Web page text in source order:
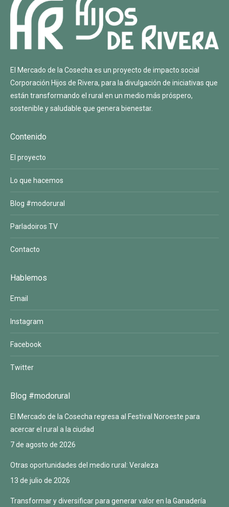
El Mercado de la Cosecha es un proyecto de impacto social
Corporación Hijos de Rivera, para la divulgación de iniciativas que
están transformando el rural en un medio más próspero,
sostenible y saludable que genera bienestar.
Contenido
El proyecto
Lo que hacemos
Blog #modorural
Parladoiros TV
Contacto
Hablemos
Email
Instagram
Facebook
Twitter
Blog #modorural
El Mercado de la Cosecha regresa al Festival Noroeste para
acercar el rural a la ciudad
7 de agosto de 2026
Otras oportunidades del medio rural: Veraleza
13 de julio de 2026
Transformar y diversificar para generar valor en la Ganadería